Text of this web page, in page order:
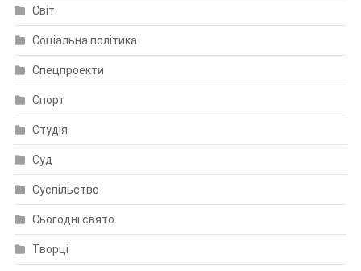
Світ
Соціальна політика
Спецпроекти
Спорт
Студія
Суд
Суспільство
Сьогодні свято
Творці